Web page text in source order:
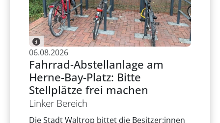
06.08.2026
Fahrrad-Abstellanlage am
Herne-Bay-Platz: Bitte
Stellplätze frei machen
Linker Bereich
Die Stadt Waltrop bittet die Besitzer:innen